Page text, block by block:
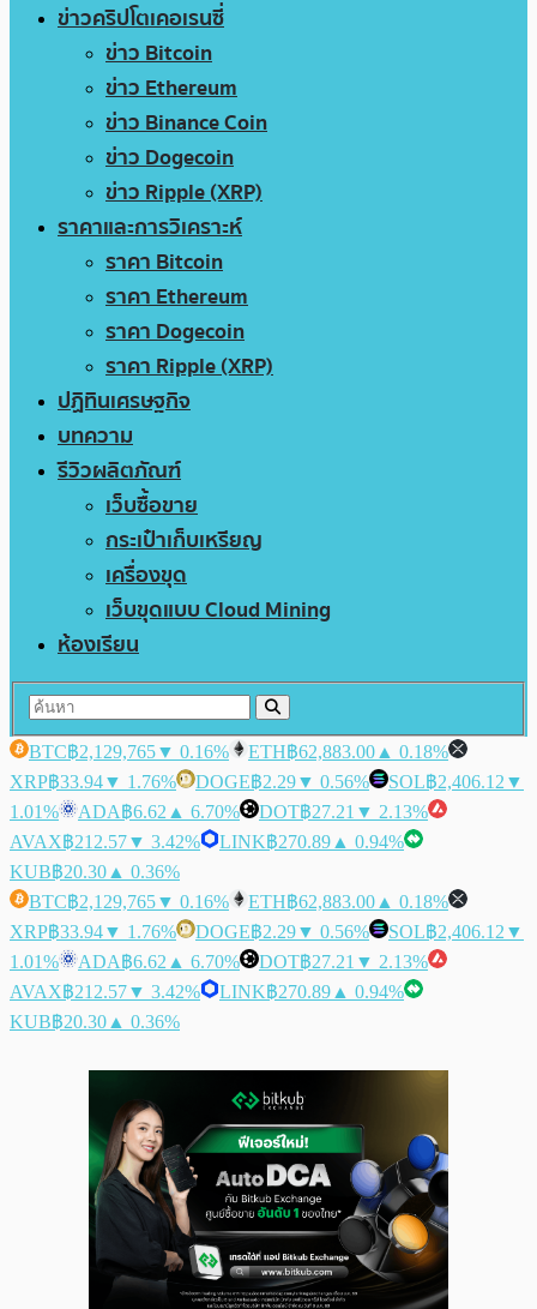
ข่าวคริปโตเคอเรนซี่
ข่าว Bitcoin
ข่าว Ethereum
ข่าว Binance Coin
ข่าว Dogecoin
ข่าว Ripple (XRP)
ราคาและการวิเคราะห์
ราคา Bitcoin
ราคา Ethereum
ราคา Dogecoin
ราคา Ripple (XRP)
ปฏิทินเศรษฐกิจ
บทความ
รีวิวผลิตภัณฑ์
เว็บซื้อขาย
กระเป๋าเก็บเหรียญ
เครื่องขุด
เว็บขุดแบบ Cloud Mining
ห้องเรียน
BTC฿2,129,765▼ 0.16% ETH฿62,883.00 ▲ 0.18%
XRP฿33.94▼ 1.76% DOGE฿2.29▼ 0.56% SOL฿2,406.12 ▼
1.01%
ADA฿6.62 ▲ 6.70% DOT฿27.21 ▼ 2.13%
AVAX฿212.57▼ 3.42% LINK฿270.89 ▲ 0.94%
KUB฿20.30 ▲ 0.36%
BTC฿2,129,765▼ 0.16% ETH฿62,883.00 ▲ 0.18%
XRP฿33.94▼ 1.76% DOGE฿2.29▼ 0.56% SOL฿2,406.12 ▼
1.01%
ADA฿6.62 ▲ 6.70% DOT฿27.21 ▼ 2.13%
AVAX฿212.57▼ 3.42% LINK฿270.89 ▲ 0.94%
KUB฿20.30 ▲ 0.36%